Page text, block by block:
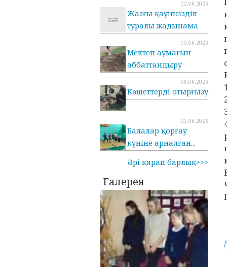
22.06.2026
Жазғы қауіпсіздік
туралы жадынама
15.06.2026
Мектеп аумағын
аббаттандыру
08.06.2026
Көшеттерді отырғызу
01.06.2026
Балалар қорғау
күніне арналған...
Әрі қарай барлық>>>
Галерея